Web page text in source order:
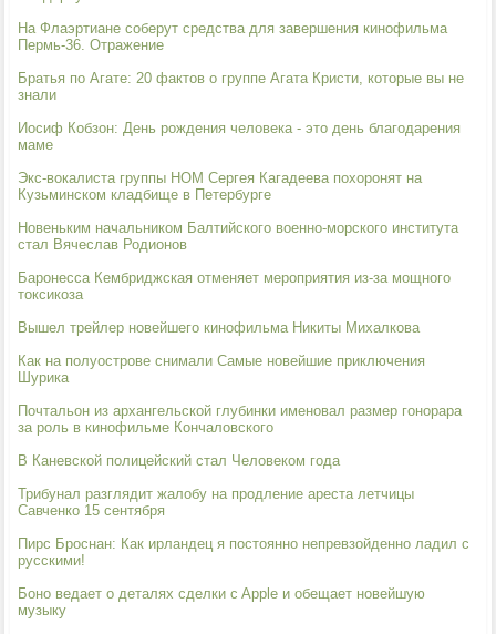
На Флаэртиане соберут средства для завершения кинофильма
Пермь-36. Отражение
Братья по Агате: 20 фактов о группе Агата Кристи, которые вы не
знали
Иосиф Кобзон: День рождения человека - это день благодарения
маме
Экс-вокалиста группы НОМ Сергея Кагадеева похоронят на
Кузьминском кладбище в Петербурге
Новеньким начальником Балтийского военно-морского института
стал Вячеслав Родионов
Баронесса Кембриджская отменяет мероприятия из-за мощного
токсикоза
Вышел трейлер новейшего кинофильма Никиты Михалкова
Как на полуострове снимали Самые новейшие приключения
Шурика
Почтальон из архангельской глубинки именовал размер гонорара
за роль в кинофильме Кончаловского
В Каневской полицейский стал Человеком года
Трибунал разглядит жалобу на продление ареста летчицы
Савченко 15 сентября
Пирс Броснан: Как ирландец я постоянно непревзойденно ладил с
русскими!
Боно ведает о деталях сделки c Apple и обещает новейшую
музыку